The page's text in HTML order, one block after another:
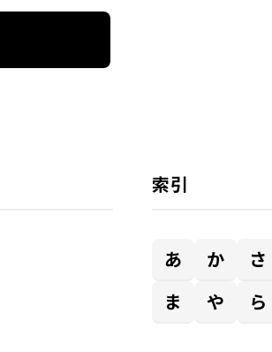
索引
あ か さ
ま
や ら